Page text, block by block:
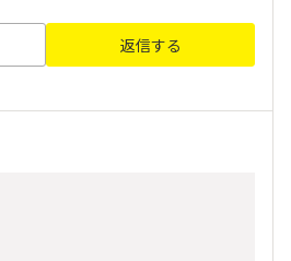
返信する